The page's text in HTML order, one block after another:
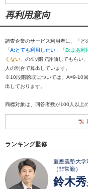
再利用意向
調査企業のサービス利用者に、「ど
「A:とても利用したい 」「B:まあ利
くない 」の4段階で評価してもらい
人の割合で算出しています。
※10段階聴取については、A=9-10
出しております。
商標対象は、回答者数が100人以上
ランキング監修
慶應義塾大
（非常勤）
鈴木